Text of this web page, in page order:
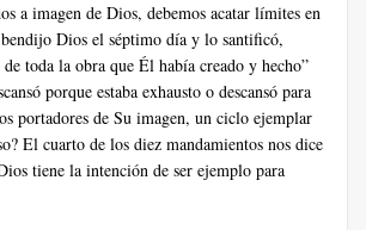
a imagen de Dios, debemos acatar límites en
Dios el séptimo día y lo santificó,
toda la obra que Él había creado y hecho”
porque estaba exhausto o descansó para
portadores de Su imagen, un ciclo ejemplar
El cuarto de los diez mandamientos nos dice
tiene la intención de ser ejemplo para